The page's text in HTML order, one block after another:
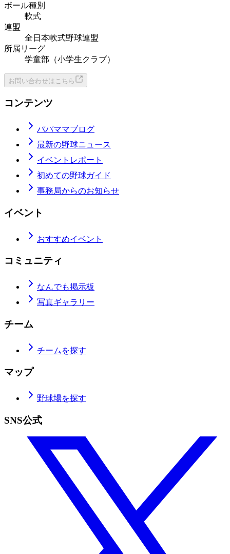
ボール種別
軟式
連盟
全日本軟式野球連盟
所属リーグ
学童部（小学生クラブ）
お問い合わせはこちら
コンテンツ
パパママブログ
最新の野球ニュース
イベントレポート
初めての野球ガイド
事務局からのお知らせ
イベント
おすすめイベント
コミュニティ
なんでも掲示板
写真ギャラリー
チーム
チームを探す
マップ
野球場を探す
SNS公式